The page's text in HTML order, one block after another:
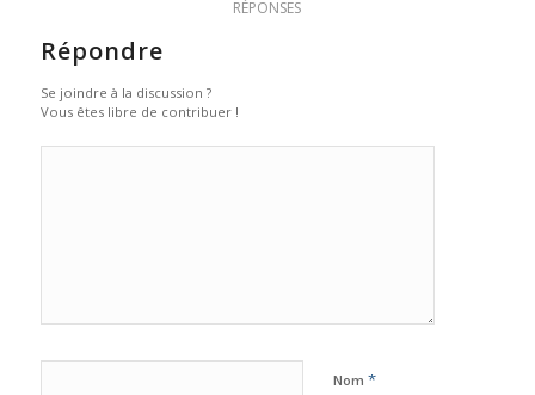
RÉPONSES
Répondre
Se joindre à la discussion ?
Vous êtes libre de contribuer !
Nom *